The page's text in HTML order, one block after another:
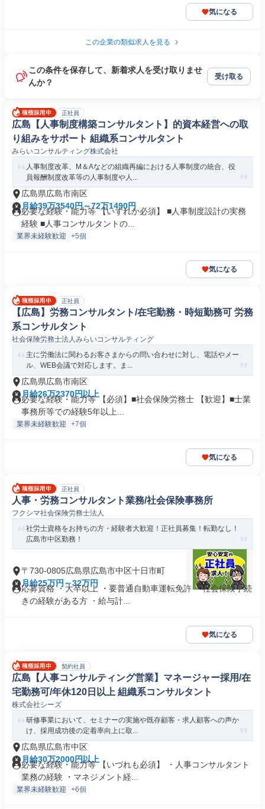
気になる
この企業の類似求人を見る
この条件を保存して、新着求人を受け取りませ
んか？
受け取る
正社員
広島【人事制度構築コンサルタント】的資本経営への取
り組みをサポート 組織系コンサルタント
みらいコンサルティング株式会社
人事制度改革、M＆Aなどの組織再編における人事制度の統合、役
員報酬制度改革等の人事制度や人...
広島県広島市南区
月給39万3540円～72万1490円
必要な経験・能力等 【いずれか必須】 ■人事制度設計の実務
経験 ■人事コンサルタントの...
業界未経験歓迎 +5個
気になる
正社員
【広島】労務コンサルタント/在宅勤務・時短勤務可 労務
系コンサルタント
社会保険労務士法人みらいコンサルティング
主に労働法に関わるお客さまからの問い合わせに対し、電話やメー
ル、WEB会議で対応します。ま...
広島県広島市南区
月給26万2370円以上
必要な経験・能力等 【必須】■社会保険労務士 【歓迎】■士業
事務所等での経験5年以上...
業界未経験歓迎 +7個
気になる
正社員
人事・労務コンサルタント業務/社会保険事務所
フクシマ社会保険労務士法人
社労士資格をお持ちの方・経験者大歓迎！正社員募集！転勤なし！
広島市中区勤務！
〒730-0805広島県広島市中区十日市町
月給25万円～32万円
応募資格 ・大卒以上 ・要普通自動車運転免許 ・社会保険手続
きの経験がある方 ・給与計...
気になる
契約社員
広島【人事コンサルティング営業】マネージャー採用/在
宅勤務可/年休120日以上 組織系コンサルタント
株式会社シーズ
研修事業において、セミナーの実施や既存顧客・求人顧客への声か
け、採用成功後の定着率向上に取...
広島県広島市中区
月給30万2000円以上
必要な経験・能力等 【いづれも必須】 ・人事コンサルタント
業務の経験 ・マネジメント経...
業界未経験歓迎 +6個